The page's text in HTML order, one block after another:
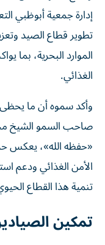
إدارة جمعية أبوظبي
تطوير قطاع الصيد
الموارد البحرية، بما
الغذائي.
وأكد سموه أن ما
صاحب السمو الشيخ
«حفظه الله»، يعكس
الأمن الغذائي ودعم
تنمية هذا القطاع
تمكين